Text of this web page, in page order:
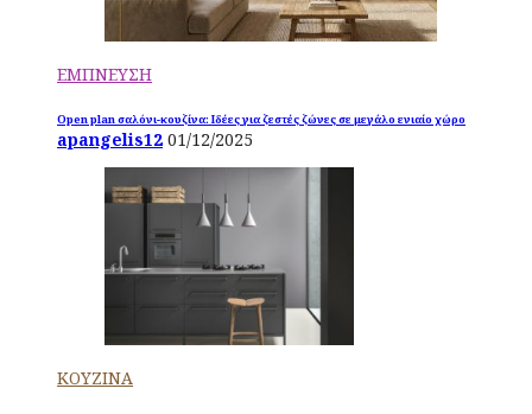
ΕΜΠΝΕΥΣΗ
Open plan σαλόνι-κουζίνα: Ιδέες για ζεστές ζώνες σε μεγάλο ενιαίο χώρο
apangelis12 01/12/2025
ΚΟΥΖΙΝΑ